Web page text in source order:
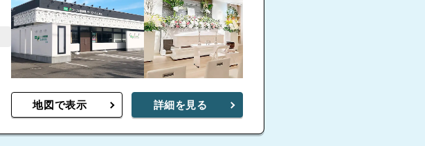
地図で表示 詳細を見る